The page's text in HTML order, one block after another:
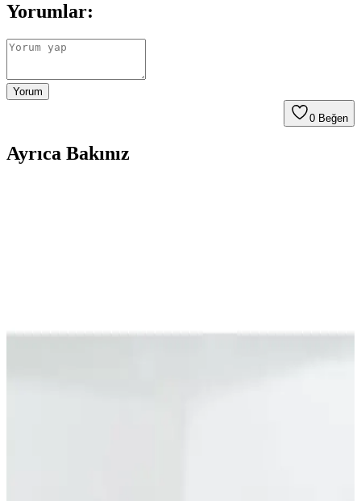
Yorumlar:
Yorum
0 Beğen
Ayrıca Bakınız
Kakao Kahverengi: Özellikler ve Yorumlar